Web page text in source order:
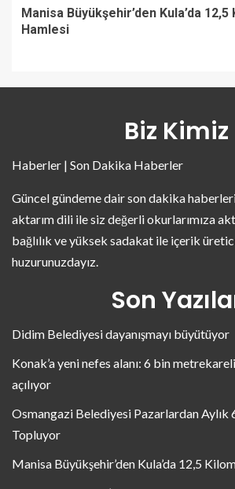
Manisa Büyükşehir’den Kula’da
Hamlesi
Biz Kimiz
Haberler | Son Dakika Haberler
Güncel gündeme dair son dakika
aktarım dili ile siz değerli okurlarımıza
bağlılık ve yüksek sadakat ile içerik
huzurunuzdayız.
Son
Didim Belediyesi dayanışmayı büyütüyor
Konak’a yeni nefes alanı: 6 bin
açılıyor
Osmangazi Belediyesi Pazarlardan Aylık
Topluyor
Manisa Büyükşehir’den Kula’da 12,5